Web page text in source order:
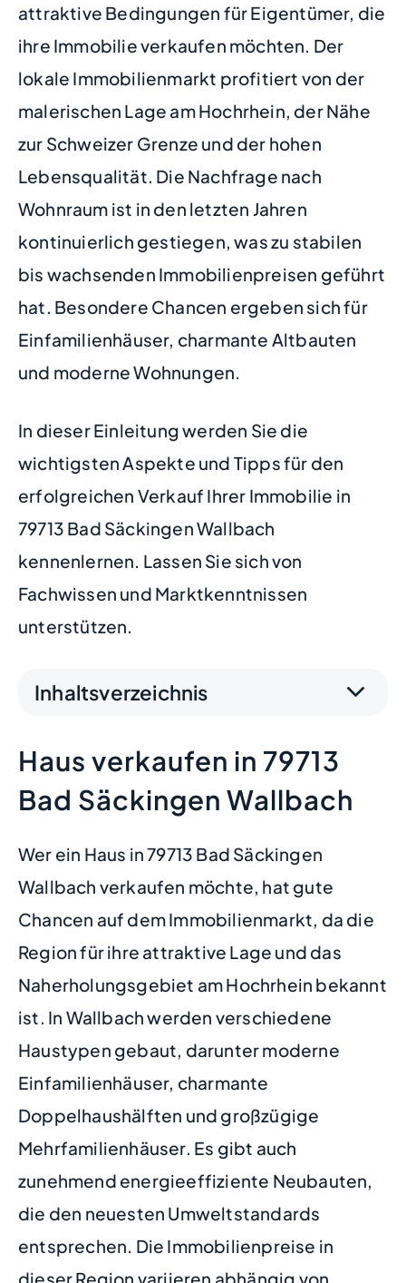
attraktive Bedingungen für Eigentümer, die
ihre Immobilie verkaufen möchten. Der
lokale Immobilienmarkt profitiert von der
malerischen Lage am Hochrhein, der Nähe
zur Schweizer Grenze und der hohen
Lebensqualität. Die Nachfrage nach
Wohnraum ist in den letzten Jahren
kontinuierlich gestiegen, was zu stabilen
bis wachsenden Immobilienpreisen geführt
hat. Besondere Chancen ergeben sich für
Einfamilienhäuser, charmante Altbauten
und moderne Wohnungen.
In dieser Einleitung werden Sie die
wichtigsten Aspekte und Tipps für den
erfolgreichen Verkauf Ihrer Immobilie in
79713 Bad Säckingen Wallbach
kennenlernen. Lassen Sie sich von
Fachwissen und Marktkenntnissen
unterstützen.
Inhaltsverzeichnis
Haus verkaufen in 79713
Bad Säckingen Wallbach
Wer ein Haus in 79713 Bad Säckingen
Wallbach verkaufen möchte, hat gute
Chancen auf dem Immobilienmarkt, da die
Region für ihre attraktive Lage und das
Naherholungsgebiet am Hochrhein bekannt
ist. In Wallbach werden verschiedene
Haustypen gebaut, darunter moderne
Einfamilienhäuser, charmante
Doppelhaushälften und großzügige
Mehrfamilienhäuser. Es gibt auch
zunehmend energieeffiziente Neubauten,
die den neuesten Umweltstandards
entsprechen. Die Immobilienpreise in
dieser Region variieren abhängig von